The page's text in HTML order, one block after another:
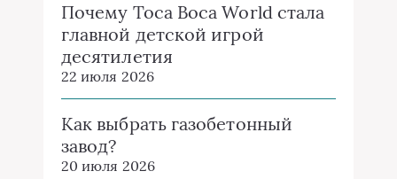
Почему Toca Boca World стала
главной детской игрой
десятилетия
22 июля 2026
Как выбрать газобетонный
завод?
20 июля 2026